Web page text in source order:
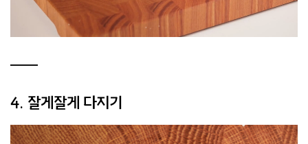
4. 잘게잘게 다지기